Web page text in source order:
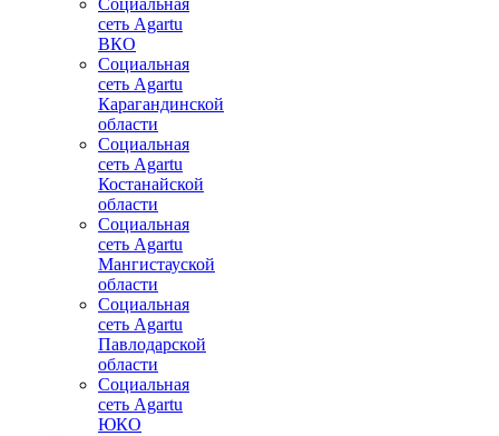
Социальная
сеть Agartu
ВКО
Социальная
сеть Agartu
Карагандинской
области
Социальная
сеть Agartu
Костанайской
области
Социальная
сеть Agartu
Мангистауской
области
Социальная
сеть Agartu
Павлодарской
области
Социальная
сеть Agartu
ЮКО